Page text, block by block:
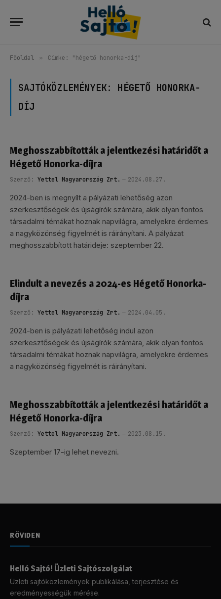
Főoldal » Címke: "hégető honorka-díj"
SAJTÓKÖZLEMÉNYEK: HÉGETŐ HONORKA-
DÍJ
Meghosszabbították a jelentkezési határidőt a
Hégető Honorka-díjra
Szerző: Yettel Magyarország Zrt. 2024.08.27.
2024-ben is megnyílt a pályázati lehetőség azon
szerkesztőségek és újságírók számára, akik olyan fontos
társadalmi témákat hoznak napvilágra, amelyekre érdemes
a nagyközönség figyelmét is ráirányítani. A pályázat
meghosszabbított határideje: szeptember 22.
Elindult a nevezés a 2024-es Hégető Honorka-
díjra
Szerző: Yettel Magyarország Zrt. 2024.04.05.
2024-ben is pályázati lehetőség indul azon
szerkesztőségek és újságírók számára, akik olyan fontos
társadalmi témákat hoznak napvilágra, amelyekre érdemes
a nagyközönség figyelmét is ráirányítani.
Meghosszabbították a jelentkezési határidőt a
Hégető Honorka-díjra
Szerző: Yettel Magyarország Zrt. 2023.08.15.
Szeptember 17-ig lehet nevezni.
RÖVIDEN
Helló Sajtó! Üzleti Sajtószolgálat
Üzleti sajtóközlemények publikálása, terjesztése és
eredményességük mérése.